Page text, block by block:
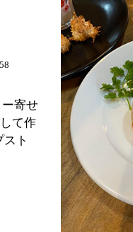
ー寄せ
て作
ト